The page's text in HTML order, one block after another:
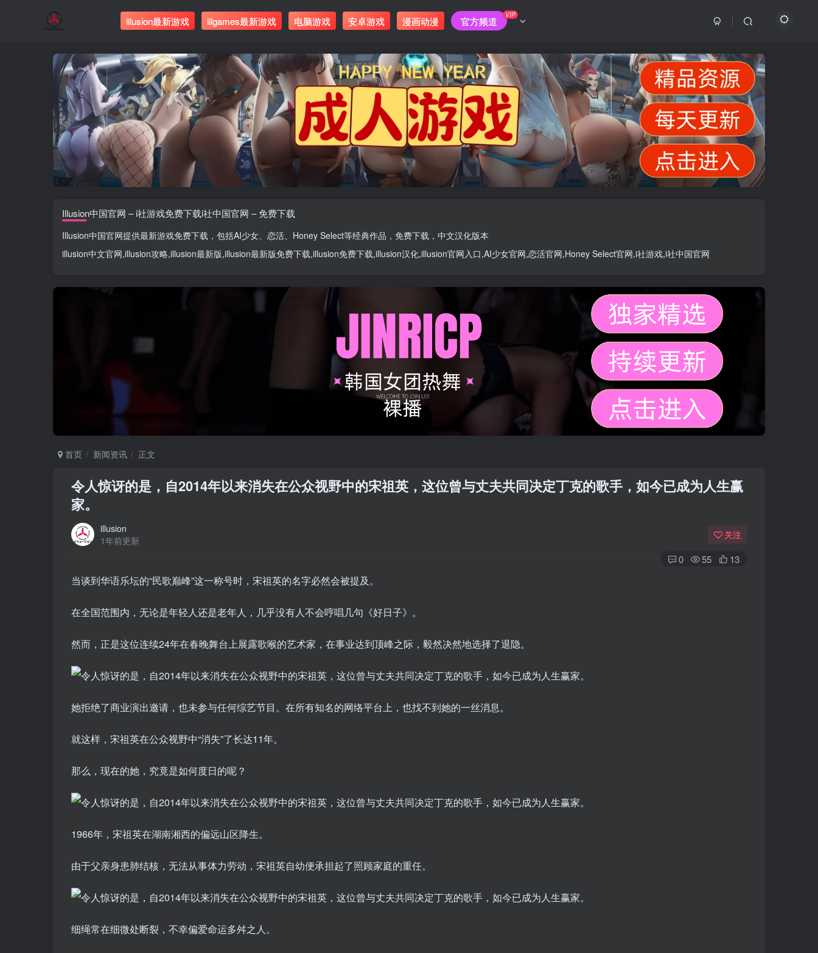
illusion最新游戏 illgames最新游戏 电脑游戏 安卓游戏 漫画动漫 官方频道
VIP
Illusion中国官网 – i社游戏免费下载i社中国官网 – 免费下载
Illusion中国官网提供最新游戏免费下载，包括AI少女、 恋活、 Honey Select等经典作品，免费下载，中文汉化版本
illusion中文官网,illusion攻略,illusion最新版,illusion最新版免费下载,illusion免费下载,illusion汉化,illusion官网入口,AI少女官网,恋活官网,Honey Select官网,i社游戏,i社中国官网
首页 新闻资讯 正文
令人惊讶的是，自2014年以来消失在公众视野中的宋祖英，这位曾与丈夫共同决定丁克的歌手，如今已成为人生赢
家。
illusion
1年前更新
关注
0 55 13
当谈到华语乐坛的“民歌巅峰”这一称号时，宋祖英的名字必然会被提及。
在全国范围内，无论是年轻人还是老年人，几乎没有人不会哼唱几句《好日子》。
然而，正是这位连续24年在春晚舞台上展露歌喉的艺术家，在事业达到顶峰之际，毅然决然地选择了退隐。
她拒绝了商业演出邀请，也未参与任何综艺节目。在所有知名的网络平台上，也找不到她的一丝消息。
就这样，宋祖英在公众视野中“消失”了长达11年。
那么，现在的她，究竟是如何度日的呢？
1966年，宋祖英在湖南湘西的偏远山区降生。
由于父亲身患肺结核，无法从事体力劳动，宋祖英自幼便承担起了照顾家庭的重任。
细绳常在细微处断裂，不幸偏爱命运多舛之人。